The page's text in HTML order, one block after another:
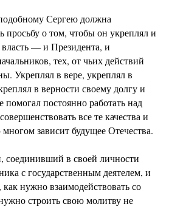
Сергею должна
просьбу о том, чтобы он укреплял и
— и Президента, и
тех, от чьих действий
Укреплял в вере, укреплял в
в верности своему долгу и
помогал постоянно работать над
все те качества и
зависит будущее Отечества.
в своей личности
с государственным деятелем, и
нужно взаимодействовать со
строить свою молитву не